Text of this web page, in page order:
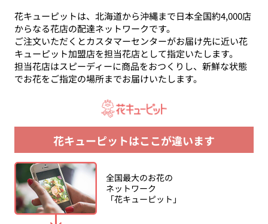
運営事務局について
本キャンペーンは、花キューピット(株)が主催し、キャンペ
ーン事務局（以下、事務局）が運営しております。 なお、
適正な運用を行う為に事務局が必要と判断した場合に限り、
本キャンペーンの応募条件変更・中止等、あらゆる対応をと
ることができるものとさせていただきます。あらかじめご了
承ください。詳しくはその他の注意事項をご確認ください。
個人情報の取扱いについて
お客様から頂いた個人情報は、本キャンペーンの商品発送の
みに使用し、本件に関する諸連絡の目的以外に利用すること
はありません。お客様の個人情報をお客様の同意なしに第三
者に開示・提供することはありません。
頂いた個人情報は、 個人情報保護方針 に基づき安全かつ適切
に管理致しますので、ご同意いただける場合のみご応募くだ
花キューピットは、北海道から沖縄まで日本全国約4,000店
からなる花店の配達ネットワークです。
ご注文いただくとカスタマーセンターがお届け先に近い花
キューピット加盟店を担当花店として指定いたします。
担当花店はスピーディーに商品をおつくりし、新鮮な状態
でお花をご指定の場所までお届けいたします。
花キューピットはここが違います
全国最大のお花の
ネットワーク
「花キューピット」